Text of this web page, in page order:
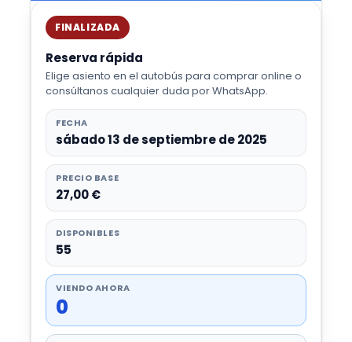
FINALIZADA
Reserva rápida
Elige asiento en el autobús para comprar online o
consúltanos cualquier duda por WhatsApp.
FECHA
sábado 13 de septiembre de 2025
PRECIO BASE
27,00 €
DISPONIBLES
55
VIENDO AHORA
0